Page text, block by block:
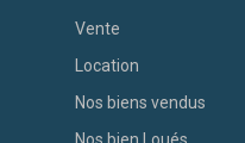
Vente
Location
Nos biens vendus
Nos bien Loués